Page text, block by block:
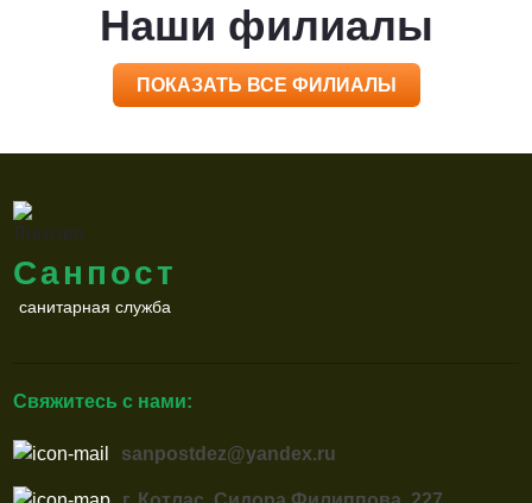
Наши филиалы
ПОКАЗАТЬ ВСЕ ФИЛИАЛЫ
Санпост
санитарная служба
Свяжитесь с нами:
sanpostdez@yandex.ru